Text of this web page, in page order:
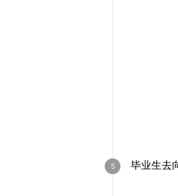
毕业生去